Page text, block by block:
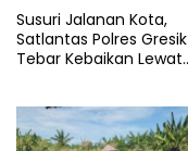
Susuri Jalanan Kota,
Satlantas Polres Gresik
Tebar Kebaikan Lewat